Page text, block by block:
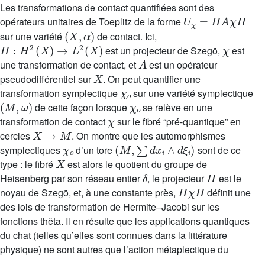
Les transformations de contact quantifiées sont des
opérateurs unitaires de Toeplitz de la forme
Uχ=ΠA
sur une variété
(X,α)
de contact. Ici,
Π:H2(X)→L2(X)
est un projecteur de Szegö,
est
une transformation de contact, et
A
est un opérateur
pseudodifférentiel sur
X
. On peut quantifier une
transformation symplectique
χo
sur une variété symplectique
(M,ω)
de cette façon lorsque
χo
se relève en une
transformation de contact
χ
sur le fibré “pré-quantique” en
cercles
X→M
. On montre que les automorphismes
symplectiques
χo
d’un tore
(M,∑dxi∧dξi)
sont de ce
type : le fibré
X
est alors le quotient du groupe de
Heisenberg par son réseau entier
δ
, le projecteur
Π
est le
noyau de Szegö, et, à une constante près,
ΠχΠ
définit une
des lois de transformation de Hermite–Jacobi sur les
fonctions thêta. Il en résulte que les applications quantiques
du chat (telles qu’elles sont connues dans la littérature
physique) ne sont autres que l’action métaplectique du